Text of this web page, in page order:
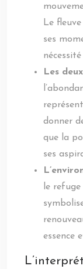
Le
ses
Les
donner
que la
ses
le
essence